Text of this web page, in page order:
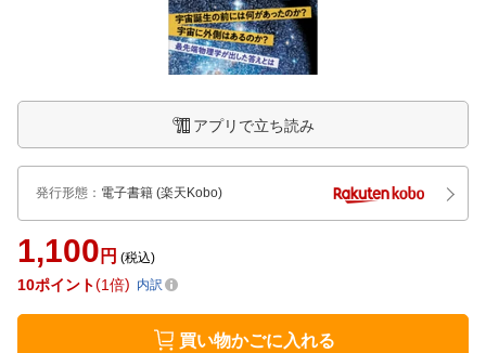
アプリで立ち読み
発行形態 ： 電子書籍 (楽天Kobo)
1,100 円 (税込)
10ポイント 1倍 内訳
買い物かごに入れる